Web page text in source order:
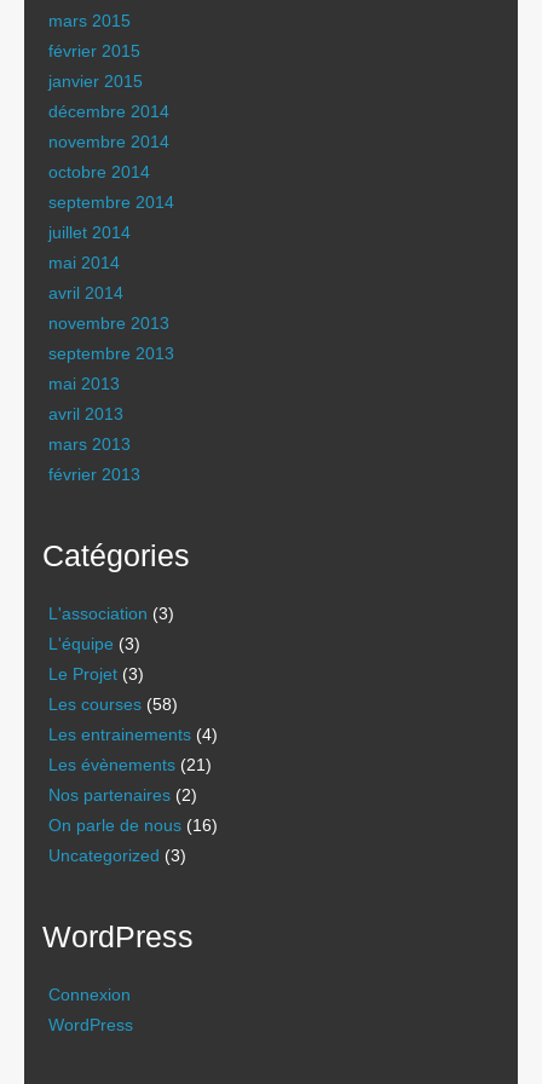
mars 2015
février 2015
janvier 2015
décembre 2014
novembre 2014
octobre 2014
septembre 2014
juillet 2014
mai 2014
avril 2014
novembre 2013
septembre 2013
mai 2013
avril 2013
mars 2013
février 2013
Catégories
L'association (3)
L'équipe (3)
Le Projet (3)
Les courses (58)
Les entrainements (4)
Les évènements (21)
Nos partenaires (2)
On parle de nous (16)
Uncategorized (3)
WordPress
Connexion
WordPress